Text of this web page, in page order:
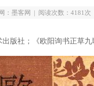
：墨客网 | 阅读次数：4181次
版社；《欧阳询书正草